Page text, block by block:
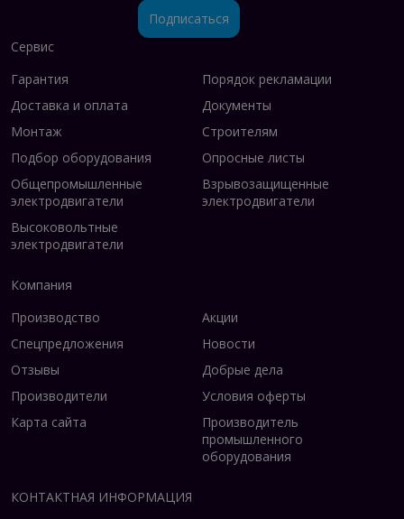
Подписаться
Сервис
Гарантия
Порядок рекламации
Доставка и оплата
Документы
Монтаж
Строителям
Подбор оборудования
Опросные листы
Общепромышленные
электродвигатели
Взрывозащищенные
электродвигатели
Высоковольтные
электродвигатели
Компания
Производство
Акции
Спецпредложения
Новости
Отзывы
Добрые дела
Производители
Условия оферты
Карта сайта
Производитель
промышленного
оборудования
КОНТАКТНАЯ ИНФОРМАЦИЯ